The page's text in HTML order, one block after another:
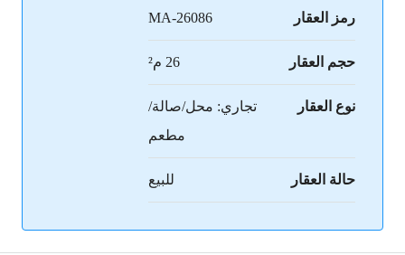
رمز العقار MA-26086
حجم العقار 26 م²
نوع العقار
تجاري: محل/صالة/
مطعم
حالة العقار للبيع